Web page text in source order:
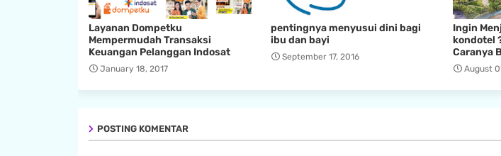
Layanan Dompetku
Mempermudah Transaksi
Keuangan Pelanggan Indosat
January 18, 2017
pentingnya menyusui dini bagi
ibu dan bayi
September 17, 2016
Ingin
kondotel
Caranya
August
POSTING KOMENTAR